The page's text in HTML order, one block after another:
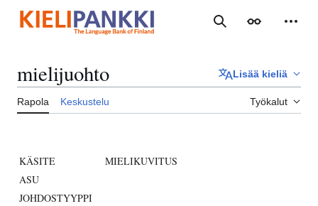
sisältöön
Haku Ulkoasu
mielijuohto Lisää kieliä
Rapola Keskustelu Työkalut
KÄSITE
MIELIKUVITUS
ASU
JOHDOSTYYPPI